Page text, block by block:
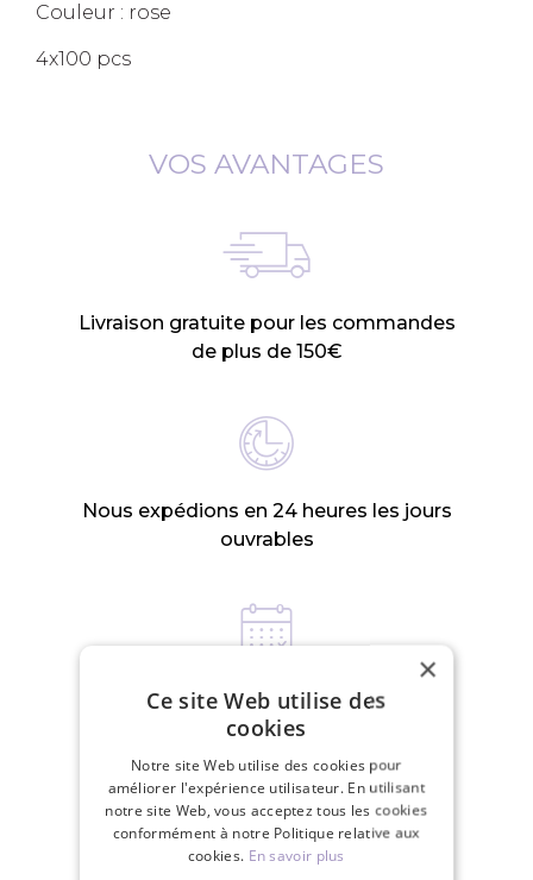
Couleur : rose
4x100 pcs
VOS AVANTAGES
Livraison gratuite pour les commandes
de plus de 150€
Nous expédions en 24 heures les jours
ouvrables
Politique de retour dans les 30 jours
PRODUITS CONNEXES
×
Ce site Web utilise des
cookies
Notre site Web utilise des cookies pour
améliorer l'expérience utilisateur. En utilisant
notre site Web, vous acceptez tous les cookies
conformément à notre Politique relative aux
cookies. En savoir plus